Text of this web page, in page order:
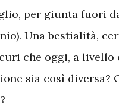
per giunta fuori
Una bestialità,
che oggi, a livello
sia così diversa?